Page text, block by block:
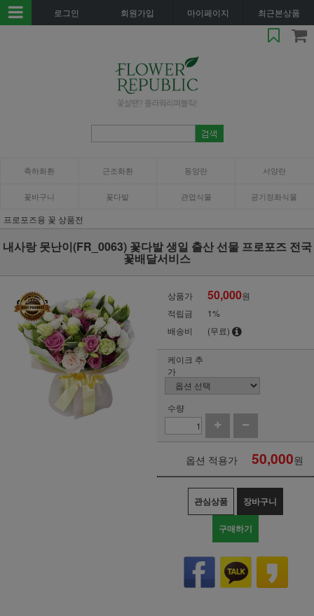
로그인 회원가입 마이페이지 최근본상품
축하화환 근조화환 동양란 서양란
꽃바구니 꽃다발 관엽식물 공기정화식물
프로포즈용 꽃 상품전
내사랑 못난이(FR_0063) 꽃다발 생일 출산 선물 프로포즈 전국
꽃배달서비스
상품가 50,000원
적립금
1%
배송비
(무료)
케이크 추
가
수량
옵션 적용가 50,000원
관심상품 장바구니
구매하기